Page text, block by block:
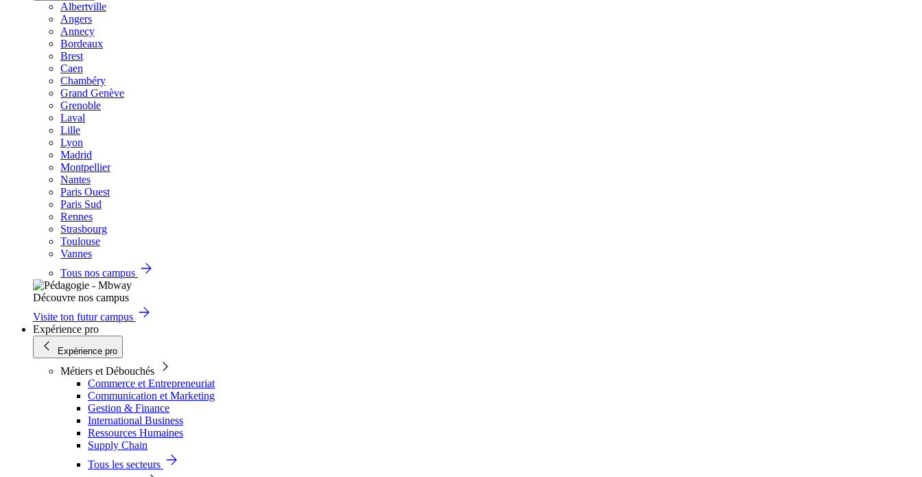
Albertville
Angers
Annecy
Bordeaux
Brest
Caen
Chambéry
Grand Genève
Grenoble
Laval
Lille
Lyon
Madrid
Montpellier
Nantes
Paris Ouest
Paris Sud
Rennes
Strasbourg
Toulouse
Vannes
Tous nos campus
Découvre nos campus
Visite ton futur campus
Expérience pro
Expérience pro
Métiers et Débouchés
Commerce et Entrepreneuriat
Communication et Marketing
Gestion & Finance
International Business
Ressources Humaines
Supply Chain
Tous les secteurs